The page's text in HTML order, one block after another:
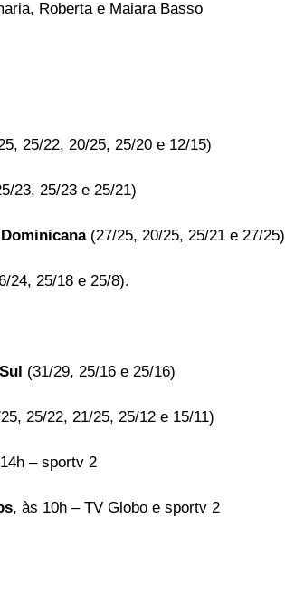
Roberta e Maiara Basso
25/22, 20/25, 25/20 e 12/15)
23, 25/23 e 25/21)
(27/25, 20/25, 25/21 e 27/25)
24, 25/18 e 25/8).
(31/29, 25/16 e 25/16)
25/22, 21/25, 25/12 e 15/11)
– sportv 2
, às 10h – TV Globo e sportv 2